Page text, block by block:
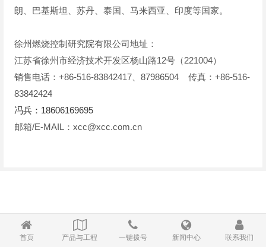
朗、巴基斯坦、苏丹、泰国、马来西亚、印度等国家。
徐州燃烧控制研究院有限公司地址：
江苏省徐州市经济技术开发区杨山路12号（221004）
销售电话：+86-516-83842417、87986504 传真：+86-516-
83842424
冯兵：18606169695
邮箱/E-MAIL： xcc@xcc.com.cn
首页 产品与工程 一键拨号 新闻中心 联系我们